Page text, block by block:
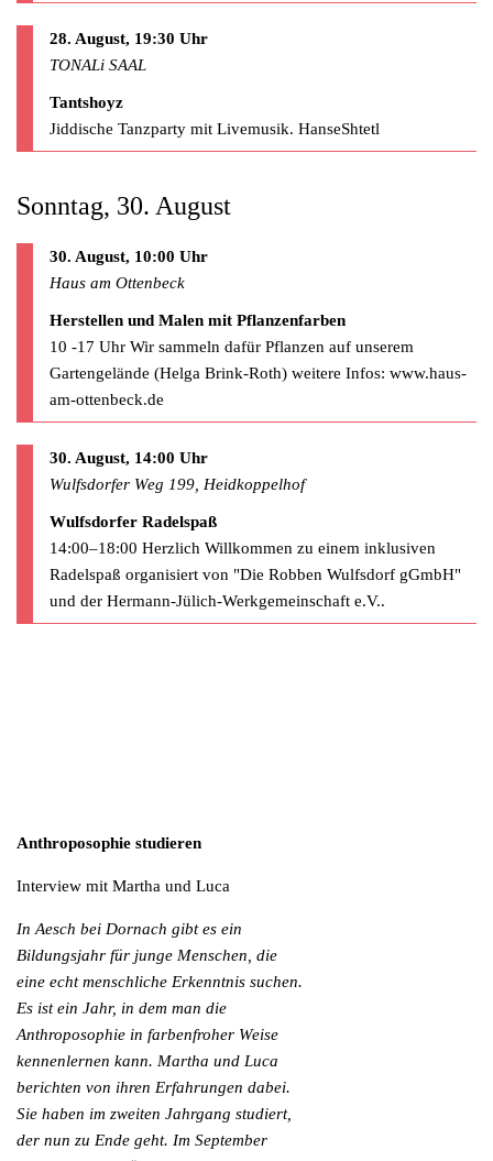
28. August, 19:30 Uhr
TONALi SAAL
Tantshoyz
Jiddische Tanzparty mit Livemusik. HanseShtetl
Sonntag, 30. August
30. August, 10:00 Uhr
Haus am Ottenbeck
Herstellen und Malen mit Pflanzenfarben
10 -17 Uhr Wir sammeln dafür Pflanzen auf unserem
Gartengelände (Helga Brink-Roth) weitere Infos: www.haus-
am-ottenbeck.de
30. August, 14:00 Uhr
Wulfsdorfer Weg 199, Heidkoppelhof
Wulfsdorfer Radelspaß
14:00–18:00 Herzlich Willkommen zu einem inklusiven
Radelspaß organisiert von "Die Robben Wulfsdorf gGmbH"
und der Hermann-Jülich-Werkgemeinschaft e.V..
Anthroposophie studieren
Interview mit Martha und Luca
In Aesch bei Dornach gibt es ein
Bildungsjahr für junge Menschen, die
eine echt menschliche Erkenntnis suchen.
Es ist ein Jahr, in dem man die
Anthroposophie in farbenfroher Weise
kennenlernen kann. Martha und Luca
berichten von ihren Erfahrungen dabei.
Sie haben im zweiten Jahrgang studiert,
der nun zu Ende geht. Im September